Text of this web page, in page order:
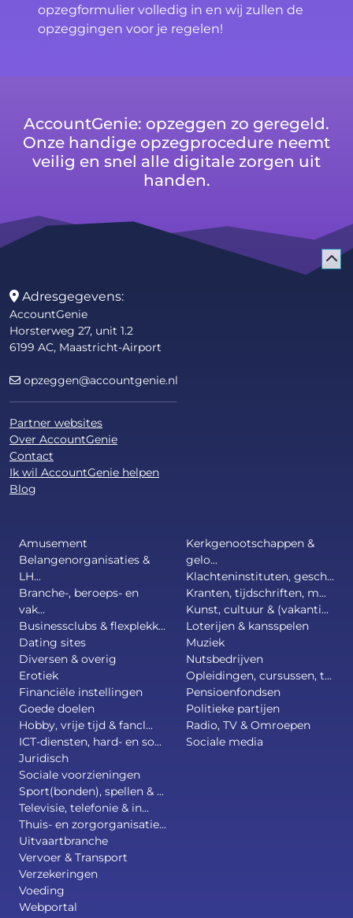
opzegformulier volledig in en wij zullen de
opzeggingen voor je regelen!
AccountGenie: opzeggen zo geregeld.
Onze handige opzegprocedure neemt
veilig en snel alle digitale zorgen uit
handen.
Adresgegevens:
AccountGenie
Horsterweg 27, unit 1.2
6199 AC, Maastricht-Airport
opzeggen@accountgenie.nl
Partner websites
Over AccountGenie
Contact
Ik wil AccountGenie helpen
Blog
Amusement
Belangenorganisaties &
LH...
Branche-, beroeps- en
vak...
Businessclubs & flexplekk...
Dating sites
Diversen & overig
Erotiek
Financiële instellingen
Goede doelen
Hobby, vrije tijd & fancl...
ICT-diensten, hard- en so...
Juridisch
Kerkgenootschappen &
gelo...
Klachteninstituten, gesch...
Kranten, tijdschriften, m...
Kunst, cultuur & (vakanti...
Loterijen & kansspelen
Muziek
Nutsbedrijven
Opleidingen, cursussen, t...
Pensioenfondsen
Politieke partijen
Radio, TV & Omroepen
Sociale media
Sociale voorzieningen
Sport(bonden), spellen & ...
Televisie, telefonie & in...
Thuis- en zorgorganisatie...
Uitvaartbranche
Vervoer & Transport
Verzekeringen
Voeding
Webportal